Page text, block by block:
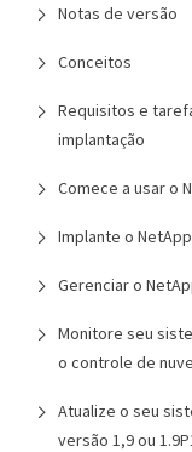
Notas de versão
Conceitos
Requisitos e
implantação
Comece a usar o
Implante o NetApp
Gerenciar o
Monitore seu
o controle de
Atualize o seu
versão 1,9 ou